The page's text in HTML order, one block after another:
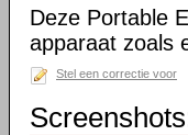
Deze Portable
apparaat zoals
Stel een correctie voor